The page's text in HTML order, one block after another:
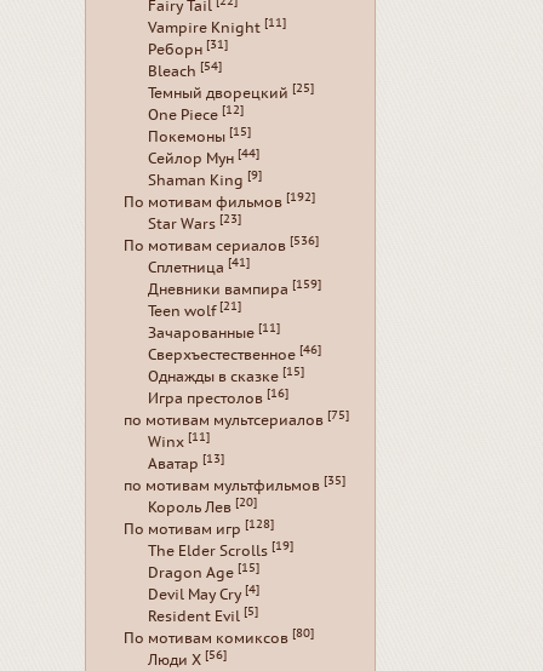
Fairy Tail
Vampire Knight [11]
Реборн [31]
Bleach [54]
Темный дворецкий [25]
One Piece [12]
Покемоны [15]
Сейлор Мун [44]
Shaman King [9]
По мотивам фильмов [192]
Star Wars [23]
По мотивам сериалов [536]
Сплетница [41]
Дневники вампира [159]
Teen wolf [21]
Зачарованные [11]
Сверхъестественное [46]
Однажды в сказке [15]
Игра престолов [16]
по мотивам мультсериалов [75]
Winx [11]
Аватар [13]
по мотивам мультфильмов [35]
Король Лев [20]
По мотивам игр [128]
The Elder Scrolls [19]
Dragon Age [15]
Devil May Cry [4]
Resident Evil [5]
По мотивам комиксов [80]
Люди Х [56]